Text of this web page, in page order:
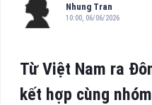
Nhung Tran
10:00, 06/06/2026
Từ Việt Nam ra
kết hợp cùng